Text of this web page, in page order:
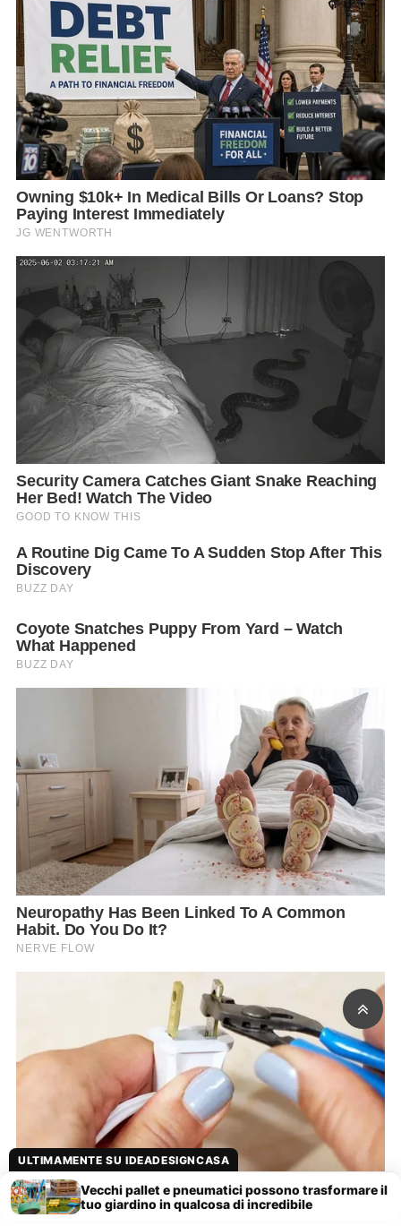
ULTIMAMENTE SU IDEADESIGNCASA
Vecchi pallet e pneumatici possono trasformare il
tuo giardino in qualcosa di incredibile